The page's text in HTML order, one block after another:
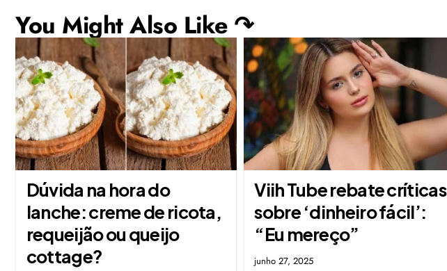
You Might Also Like ↷
Dúvida na hora do
lanche: creme de ricota,
requeijão ou queijo
cottage?
Viih Tube rebate críticas
sobre ‘dinheiro fácil’:
“Eu mereço”
junho 27, 2025